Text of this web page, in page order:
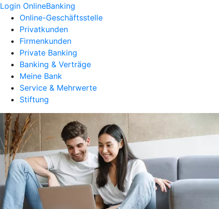
Login OnlineBanking
Online-Geschäftsstelle
Privatkunden
Firmenkunden
Private Banking
Banking & Verträge
Meine Bank
Service & Mehrwerte
Stiftung